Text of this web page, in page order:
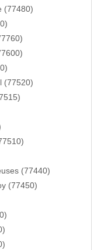
(77480)
(77520)
(77440)
(77450)